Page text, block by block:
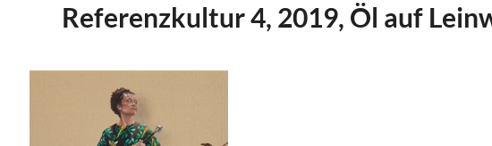
Referenzkultur 4, 2019, Öl auf